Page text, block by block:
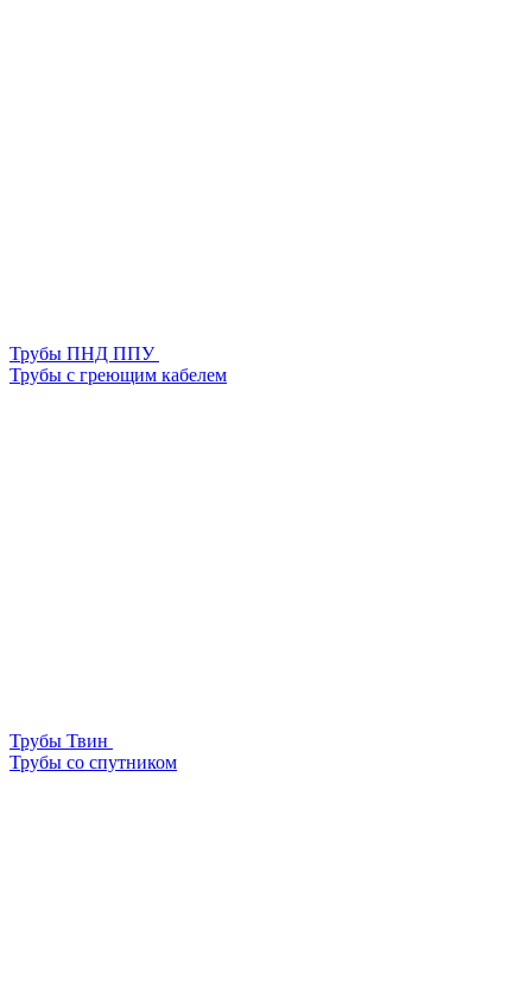
Трубы ПНД ППУ
Трубы с греющим кабелем
Трубы Твин
Трубы со спутником